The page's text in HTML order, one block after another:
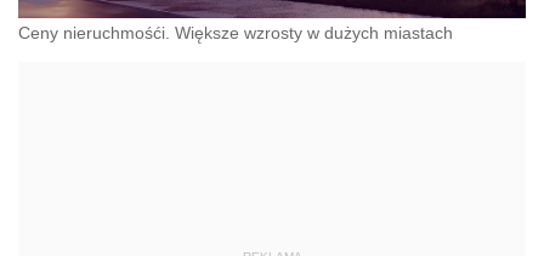
Ceny nieruchmośći. Większe wzrosty w dużych miastach